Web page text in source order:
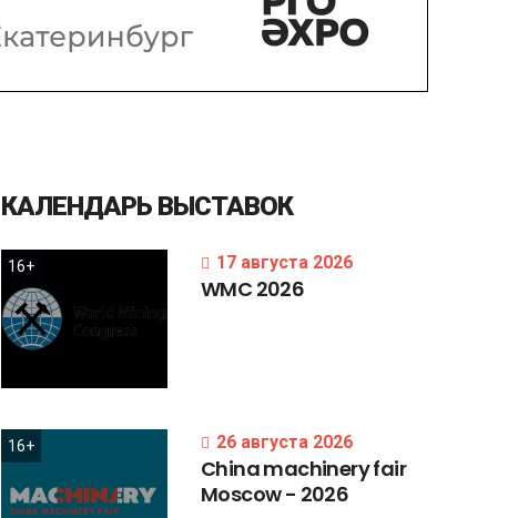
КАЛЕНДАРЬ ВЫСТАВОК
16+ 17 августа 2026
WMC 2026
16+ 26 августа 2026
Chinamachineryfair
Moscow- 2026